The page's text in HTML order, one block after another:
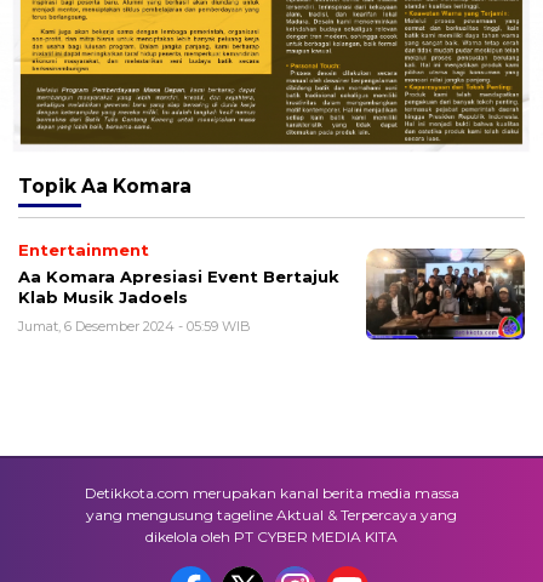
Topik Aa Komara
Entertainment
Aa Komara Apresiasi Event Bertajuk
Klab Musik Jadoels
Jumat, 6 Desember 2024 - 05:59 WIB
Detikkota.com merupakan kanal berita media massa
yang mengusung tageline Aktual & Terpercaya yang
dikelola oleh PT CYBER MEDIA KITA